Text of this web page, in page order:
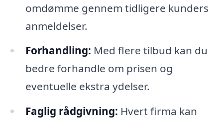
omdømme gennem tidligere kunders
anmeldelser.
Forhandling: Med flere tilbud kan du
bedre forhandle om prisen og
eventuelle ekstra ydelser.
Faglig rådgivning: Hvert firma kan